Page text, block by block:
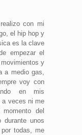
con mi
el hip hop y
es la clave
empezar el
y
a medio gas,
voy con
en mis
a veces ni me
del
unos
todas, me